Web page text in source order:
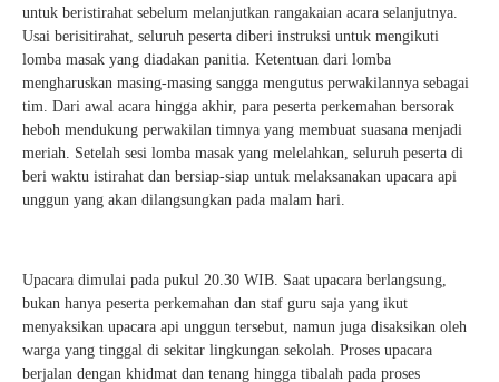
untuk beristirahat sebelum melanjutkan rangakaian acara selanjutnya.
Usai berisitirahat, seluruh peserta diberi instruksi untuk mengikuti
lomba masak yang diadakan panitia. Ketentuan dari lomba
mengharuskan masing-masing sangga mengutus perwakilannya sebagai
tim. Dari awal acara hingga akhir, para peserta perkemahan bersorak
heboh mendukung perwakilan timnya yang membuat suasana menjadi
meriah. Setelah sesi lomba masak yang melelahkan, seluruh peserta di
beri waktu istirahat dan bersiap-siap untuk melaksanakan upacara api
unggun yang akan dilangsungkan pada malam hari.
Upacara dimulai pada pukul 20.30 WIB. Saat upacara berlangsung,
bukan hanya peserta perkemahan dan staf guru saja yang ikut
menyaksikan upacara api unggun tersebut, namun juga disaksikan oleh
warga yang tinggal di sekitar lingkungan sekolah. Proses upacara
berjalan dengan khidmat dan tenang hingga tibalah pada proses